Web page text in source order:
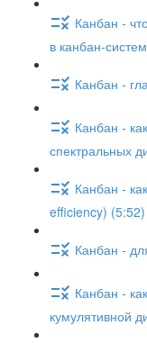
Канбан -
в канбан-
Канбан -
Канбан -
спектральных
Канбан -
efficiency) (5:52)
Канбан -
Канбан -
кумулятивной